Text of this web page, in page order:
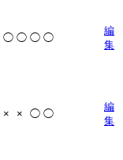
◯ ◯ ◯ ◯
編
集
× × ◯ ◯
編
集